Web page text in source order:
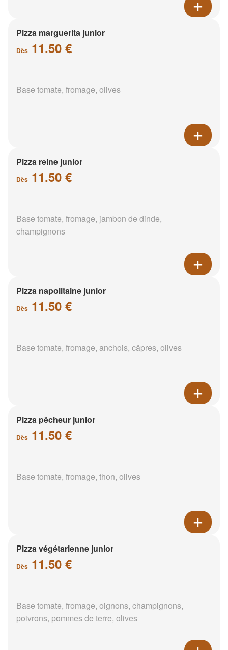
Pizza marguerita junior
Dès 11.50 €
Base tomate, fromage, olives
Pizza reine junior
Dès 11.50 €
Base tomate, fromage, jambon de dinde,
champignons
Pizza napolitaine junior
Dès 11.50 €
Base tomate, fromage, anchois, câpres, olives
Pizza pêcheur junior
Dès 11.50 €
Base tomate, fromage, thon, olives
Pizza végétarienne junior
Dès 11.50 €
Base tomate, fromage, oignons, champignons,
poivrons, pommes de terre, olives